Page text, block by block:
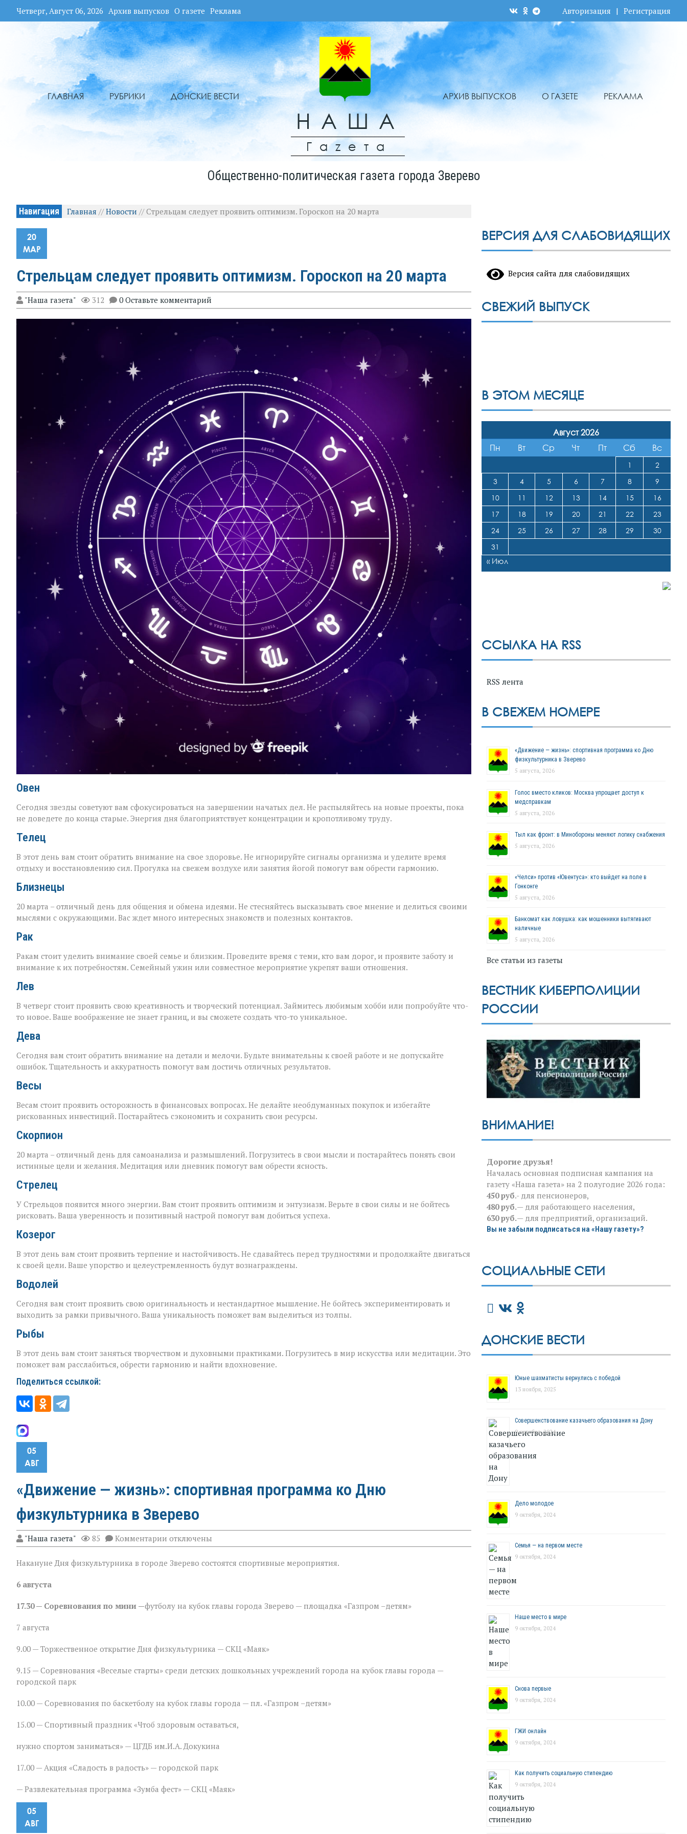
Четверг, Август 06, 2026 Архив выпусков О газете Реклама Авторизация | Регистрация
ГЛАВНАЯ РУБРИКИ ДОНСКИЕ ВЕСТИ
НАША
Гаzета
АРХИВ ВЫПУСКОВ О ГАЗЕТЕ РЕКЛАМА
Общественно-политическая газета города Зверево
Навигация Главная //Новости //Стрельцам следует проявить оптимизм. Гороскоп на 20 марта
20
МАР
Стрельцам следует проявить оптимизм. Гороскоп на 20 марта
"Наша газета" 312 0 Оставьте комментарий
Овен
Сегодня звезды советуют вам сфокусироваться на завершении начатых дел. Не распыляйтесь на новые проекты, пока
не доведете до конца старые. Энергия дня благоприятствует концентрации и кропотливому труду.
Телец
В этот день вам стоит обратить внимание на свое здоровье. Не игнорируйте сигналы организма и уделите время
отдыху и восстановлению сил. Прогулка на свежем воздухе или занятия йогой помогут вам обрести гармонию.
Близнецы
20 марта – отличный день для общения и обмена идеями. Не стесняйтесь высказывать свое мнение и делиться своими
мыслями с окружающими. Вас ждет много интересных знакомств и полезных контактов.
Рак
Ракам стоит уделить внимание своей семье и близким. Проведите время с теми, кто вам дорог, и проявите заботу и
внимание к их потребностям. Семейный ужин или совместное мероприятие укрепят ваши отношения.
Лев
В четверг стоит проявить свою креативность и творческий потенциал. Займитесь любимым хобби или попробуйте что-
то новое. Ваше воображение не знает границ, и вы сможете создать что-то уникальное.
Дева
Сегодня вам стоит обратить внимание на детали и мелочи. Будьте внимательны к своей работе и не допускайте
ошибок. Тщательность и аккуратность помогут вам достичь отличных результатов.
Весы
Весам стоит проявить осторожность в финансовых вопросах. Не делайте необдуманных покупок и избегайте
рискованных инвестиций. Постарайтесь сэкономить и сохранить свои ресурсы.
Скорпион
20 марта – отличный день для самоанализа и размышлений. Погрузитесь в свои мысли и постарайтесь понять свои
истинные цели и желания. Медитация или дневник помогут вам обрести ясность.
Стрелец
У Стрельцов появится много энергии. Вам стоит проявить оптимизм и энтузиазм. Верьте в свои силы и не бойтесь
рисковать. Ваша уверенность и позитивный настрой помогут вам добиться успеха.
Козерог
В этот день вам стоит проявить терпение и настойчивость. Не сдавайтесь перед трудностями и продолжайте двигаться
к своей цели. Ваше упорство и целеустремленность будут вознаграждены.
Водолей
Сегодня вам стоит проявить свою оригинальность и нестандартное мышление. Не бойтесь экспериментировать и
выходить за рамки привычного. Ваша уникальность поможет вам выделиться из толпы.
Рыбы
В этот день вам стоит заняться творчеством и духовными практиками. Погрузитесь в мир искусства или медитации. Это
поможет вам расслабиться, обрести гармонию и найти вдохновение.
Поделиться ссылкой:
05
АВГ
«Движение — жизнь»: спортивная программа ко Дню
физкультурника в Зверево
"Наша газета" 85 Комментарии к
записи
спортивная
в
отключены
Накануне Дня физкультурника в городе Зверево состоятся спортивные мероприятия.
6 августа
17.30 — Соревнования по мини —футболу на кубок главы города Зверево — площадка «Газпром –детям»
7 августа
9.00 — Торжественное открытие Дня физкультурника — СКЦ «Маяк»
9.15 — Соревнования «Веселые старты» среди детских дошкольных учреждений города на кубок главы города —
городской парк
10.00 — Соревнования по баскетболу на кубок главы города — пл. «Газпром –детям»
15.00 — Спортивный праздник «Чтоб здоровым оставаться,
нужно спортом заниматься» — ЦГДБ им.И.А. Докукина
17.00 — Акция «Сладость в радость» — городской парк
— Развлекательная программа «Зумба фест» — СКЦ «Маяк»
05
АВГ
ВЕРСИЯ ДЛЯ СЛАБОВИДЯЩИХ
Версия сайта для слабовидящих
СВЕЖИЙ ВЫПУСК
В ЭТОМ МЕСЯЦЕ
Август 2026
Пн
Вт Ср Чт Пт Сб Вс
1
2
3
4 5 6 7 8
9
10
11 12 13 14 15
16
17
18 19 20 21 22
23
24
25 26 27 28 29
30
31
« Июл
ССЫЛКА НА RSS
RSS лента
В СВЕЖЕМ НОМЕРЕ
«Движение — жизнь»: спортивная программа ко Дню
физкультурника в Зверево
5 августа, 2026
Голос вместо кликов: Москва упрощает доступ к
медсправкам
5 августа, 2026
Тыл как фронт: в Минобороны меняют логику снабжения
5 августа, 2026
«Челси» против «Ювентуса»: кто выйдет на поле в
Гонконге
5 августа, 2026
Банкомат как ловушка: как мошенники вытягивают
наличные
5 августа, 2026
Все статьи из газеты
ВЕСТНИК КИБЕРПОЛИЦИИ
РОССИИ
ВНИМАНИЕ!
Дорогие друзья!
Началась основная подписная кампания на
газету «Наша газета» на 2 полугодие 2026 года:
450 руб.- для пенсионеров,
480 руб.— для работающего населения,
630 руб.— для предприятий, организаций.
Вы не забыли подписаться на «Нашу газету»?
СОЦИАЛЬНЫЕ СЕТИ
ДОНСКИЕ ВЕСТИ
Юные шахматисты вернулись с победой
13 ноября, 2025
Совершенствование казачьего образования на Дону
9 октября, 2024
Дело молодое
9 октября, 2024
Семья — на первом месте
9 октября, 2024
Наше место в мире
9 октября, 2024
Снова первые
9 октября, 2024
ГЖИ онлайн
9 октября, 2024
Как получить социальную стипендию
9 октября, 2024